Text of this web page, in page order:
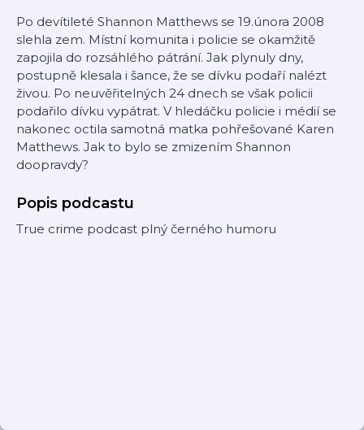
Po devítileté Shannon Matthews se 19.února 2008
slehla zem. Místní komunita i policie se okamžitě
zapojila do rozsáhlého pátrání. Jak plynuly dny,
postupně klesala i šance, že se dívku podaří nalézt
živou. Po neuvěřitelných 24 dnech se však policii
podařilo dívku vypátrat. V hledáčku policie i médií se
nakonec octila samotná matka pohřešované Karen
Matthews. Jak to bylo se zmizením Shannon
doopravdy?
Popis podcastu
True crime podcast plný černého humoru